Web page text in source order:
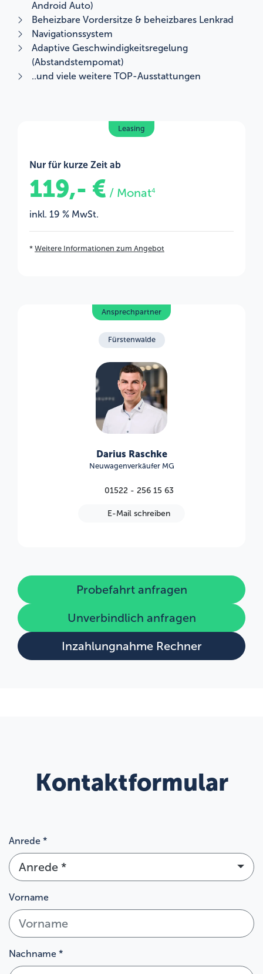
Android Auto)
Beheizbare Vordersitze & beheizbares Lenkrad
Navigationssystem
Adaptive Geschwindigkeitsregelung
(Abstandstempomat)
..und viele weitere TOP-Ausstattungen
Leasing
Nur für kurze Zeit ab
119,- € / Monat4
inkl. 19 % MwSt.
* Weitere Informationen zum Angebot
Ansprechpartner
Fürstenwalde
Darius Raschke
Neuwagenverkäufer MG
01522 - 256 15 63
E-Mail schreiben
Probefahrt anfragen
Unverbindlich anfragen
Inzahlungnahme Rechner
Kontaktformular
Anrede *
Anrede *
Vorname
Nachname *